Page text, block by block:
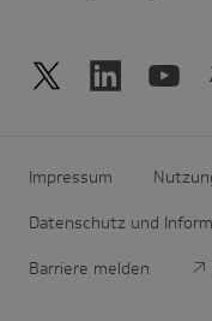
Impressum
Datenschutz und
Barriere melden